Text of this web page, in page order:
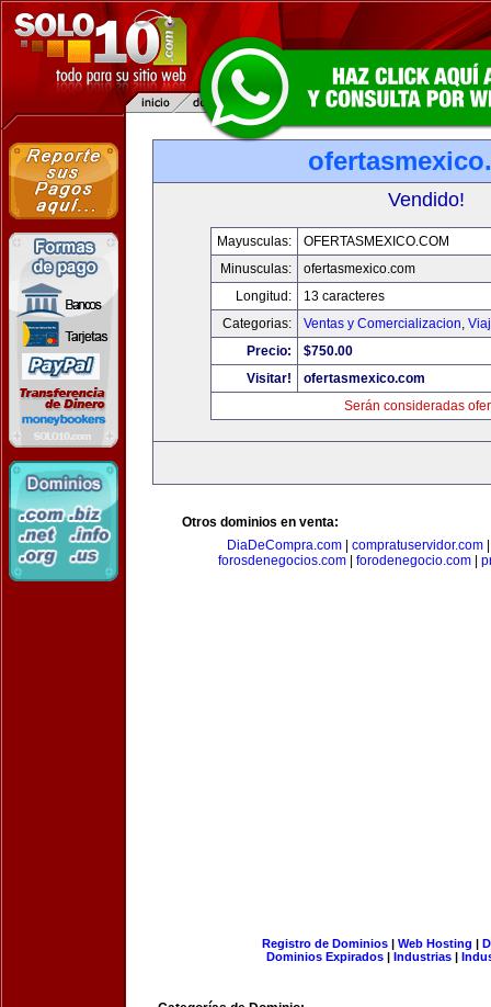
Vendido!
Mayusculas:
OFERTASMEXICO.COM
Minusculas:
ofertasmexico.com
Longitud:
13 caracteres
Categorias:
Ventas y Comercializacion,
Precio:
$750.00
Visitar!
ofertasmexico.com
Serán consideradas
Otros dominios en venta:
DiaDeCompra.com
compratuservidor.com
forosdenegocios.com
forodenegocio.com
Registro de Dominios| Web Hosting |
Dominios Expirados | Industrias |